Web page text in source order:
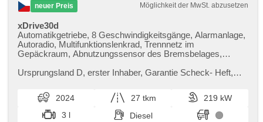
neuer Preis Möglichkeit der MwSt. abzusetzen
xDrive30d
Automatikgetriebe, 8 Geschwindigkeitsgänge, Alarmanlage,
Autoradio, Multifunktionslenkrad, Trennnetz im
Gepäckraum, Abnutzungssensor des Bremsbelages,
Klimaanlage, Antrieb 4x4, el. tažné zařízení, bezklíčové
Standheizung, odvětrávaná sedadla, Panoramadach,
Federung Luft, beheizte Sitze, LED denní svícení
Ursprungsland D,​ erster Inhaber,​ Garantie Scheck​- Heft,​
Praha. Pro více inform...
2024 27 tkm
219 kW
3 l
Diesel